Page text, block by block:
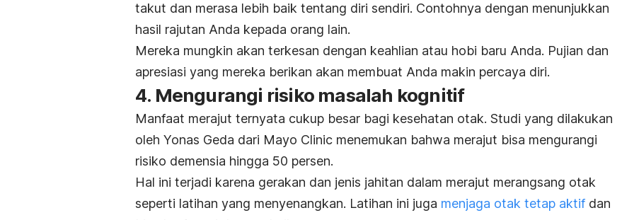
takut dan merasa lebih baik tentang diri sendiri. Contohnya dengan menunjukkan
hasil rajutan Anda kepada orang lain.
Mereka mungkin akan terkesan dengan keahlian atau hobi baru Anda. Pujian dan
apresiasi yang mereka berikan akan membuat Anda makin percaya diri.
4. Mengurangi risiko masalah kognitif
Manfaat merajut ternyata cukup besar bagi kesehatan otak. Studi yang dilakukan
oleh Yonas Geda dari Mayo Clinic menemukan bahwa merajut bisa mengurangi
risiko demensia hingga 50 persen.
Hal ini terjadi karena gerakan dan jenis jahitan dalam merajut merangsang otak
seperti latihan yang menyenangkan. Latihan ini juga menjaga otak tetap aktif dan